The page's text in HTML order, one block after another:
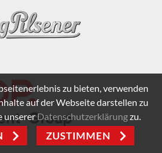
zu bieten, verwenden
auf der Webseite darstellen zu
unsererDatenschutzerklärungzu.
ZUSTIMMEN